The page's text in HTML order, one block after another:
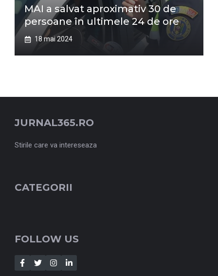
MAI a salvat aproximativ 30 de
persoane în ultimele 24 de ore
18 mai 2024
JURNAL365.RO
Stirile care va intereseaza
CATEGORII
FOLLOW US